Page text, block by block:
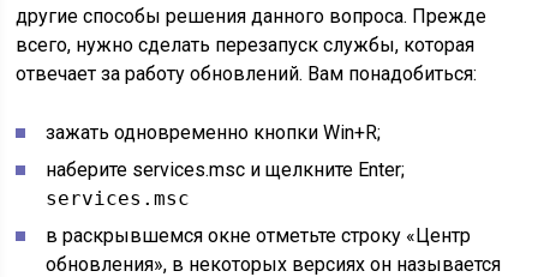
другие способы решения данного вопроса. Прежде
всего, нужно сделать перезапуск службы, которая
отвечает за работу обновлений. Вам понадобиться:
зажать одновременно кнопки Win+R;
наберите services.msc и щелкните Enter;
services.msc
в раскрывшемся окне отметьте строку «Центр
обновления», в некоторых версиях он называется